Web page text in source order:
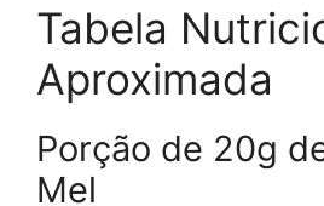
Tabela
Aproximada
Porção de 20g
Mel